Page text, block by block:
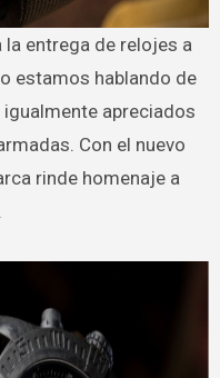
entrega de relojes a
estamos hablando de
igualmente apreciados
Con el nuevo
rinde homenaje a